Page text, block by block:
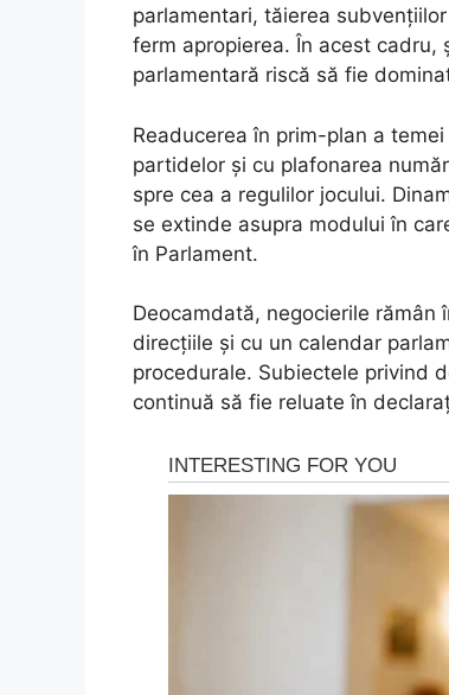
parlamentari, tăierea
ferm apropierea. În acest cadru,
parlamentară riscă să fie
Readucerea în prim-plan a
partidelor și cu plafonarea
spre cea a regulilor jocului.
se extinde asupra modului în
în Parlament.
Deocamdată, negocierile
direcțiile și cu un calendar
procedurale. Subiectele privind
continuă să fie reluate în